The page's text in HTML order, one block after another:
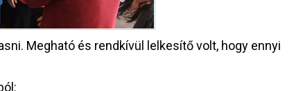
Megható és rendkívül lelkesítő volt, hogy ennyi